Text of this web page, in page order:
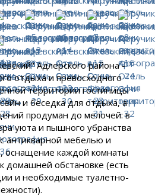
Адлерского района -
отдыха и превосходного
территории гостиницы
и беседка для отдыха, а
продуман до мелочей: в
уюта и пышного убранства
антикварной мебелью и
оснащение каждой комнаты
домашней обстановке (есть
и необходимые туалетно-